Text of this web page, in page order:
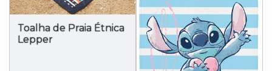
Toalha de Praia Étnica
Lepper